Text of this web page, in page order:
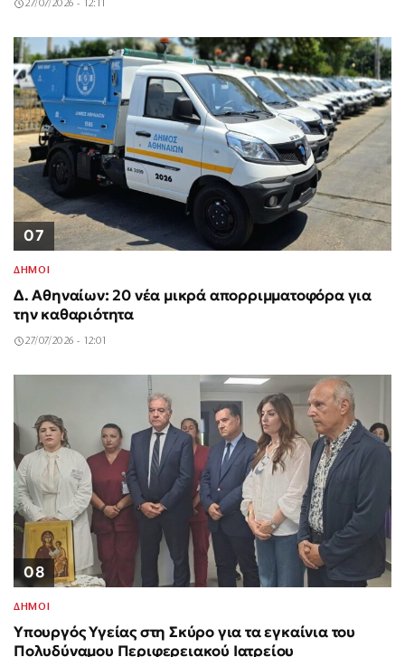
27/07/2026 - 12:11
07
ΔΗΜΟΙ
Δ. Αθηναίων: 20 νέα μικρά απορριμματοφόρα για
την καθαριότητα
27/07/2026 - 12:01
08
ΔΗΜΟΙ
Υπουργός Υγείας στη Σκύρο για τα εγκαίνια του
Πολυδύναμου Περιφερειακού Ιατρείου